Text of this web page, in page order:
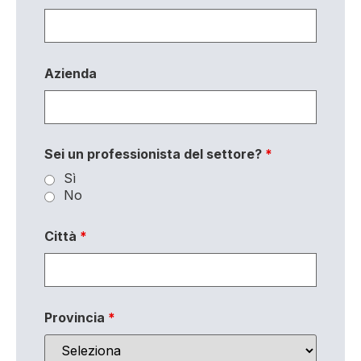
Azienda
Sei un professionista del settore? *
Sì
No
Città *
Provincia *